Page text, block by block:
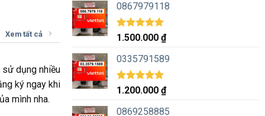
Xem tất cả
sử dụng nhiều
ký ngay khi
mình nha.
0867979118
Được xếp
5 sao
1.500.000 ₫
0335791589
Được xếp
5 sao
1.200.000 ₫
0869258885